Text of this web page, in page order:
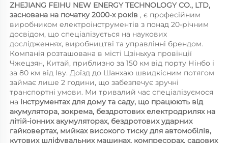
ZHEJIANG FEIHU NEW ENERGY TECHNOLOGY CO., LTD,
заснована на початку 2000-х років , є професійним
виробником електроінструментів з понад 20-річним
досвідом, що спеціалізується на наукових
дослідженнях, виробництві та управлінні брендом.
Компанія розташована в місті Цзіньхуа провінції
Чжецзян, Китай, приблизно за 150 км від порту Нінбо і
за 80 км від Іву. Доїзд до Шанхаю швидкісним потягом
займає лише 2 години, що забезпечує зручні
транспортні умови. Ми тривалий час спеціалізуємося
на інструментах для дому та саду, що працюють від
акумулятора, зокрема, бездротових електродрилях на
літій-іонних акумуляторах, бездротових ударних
гайковертах, мийках високого тиску для автомобілів,
кутових шліфувальних машинах, компресорах, садових